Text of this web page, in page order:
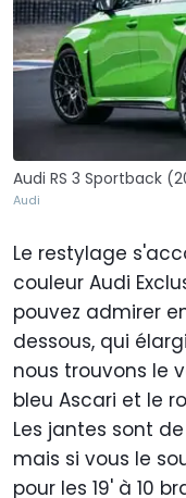
Audi RS 3 Sportback
Audi
Le restylage
couleur Audi
pouvez admirer
dessous, qui
nous trouvons le
bleu Ascari et le
Les jantes sont
mais si vous le
pour les 19' à 10